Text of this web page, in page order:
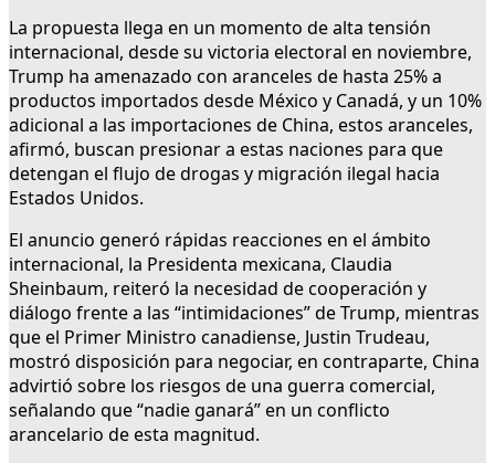
La propuesta llega en un momento de alta tensión
internacional, desde su victoria electoral en noviembre,
Trump ha amenazado con aranceles de hasta 25% a
productos importados desde México y Canadá, y un 10%
adicional a las importaciones de China, estos aranceles,
afirmó, buscan presionar a estas naciones para que
detengan el flujo de drogas y migración ilegal hacia
Estados Unidos.
El anuncio generó rápidas reacciones en el ámbito
internacional, la Presidenta mexicana, Claudia
Sheinbaum, reiteró la necesidad de cooperación y
diálogo frente a las “intimidaciones” de Trump, mientras
que el Primer Ministro canadiense, Justin Trudeau,
mostró disposición para negociar, en contraparte, China
advirtió sobre los riesgos de una guerra comercial,
señalando que “nadie ganará” en un conflicto
arancelario de esta magnitud.